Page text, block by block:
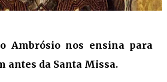
Ambrósio nos ensina para
antes da Santa Missa.